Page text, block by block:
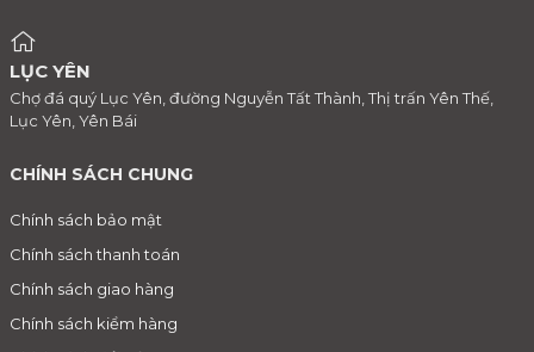
LỤC YÊN
Chợ đá quý Lục Yên, đường Nguyễn Tất Thành, Thị trấn Yên Thế,
Lục Yên, Yên Bái
CHÍNH SÁCH CHUNG
Chính sách bảo mật
Chính sách thanh toán
Chính sách giao hàng
Chính sách kiểm hàng